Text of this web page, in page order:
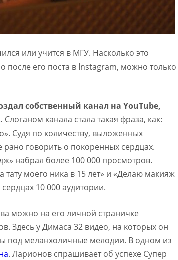
или учится в МГУ. Насколько это
после его поста в Instagram, можно только
собственный канал на YouTube,
. Слоганом канала стала такая фраза, как:
Судя по количеству, выложенных
говорить о покоренных сердцах.
набрал более 100 000 просмотров.
моего ника в 15 лет» и «Делаю макияж
10 000 аудитории.
можно на его личной страничке
Здесь у Димаса 32 видео, на которых он
под меланхоличные мелодии. В одном из
. Ларионов спрашивает об успехе Супер